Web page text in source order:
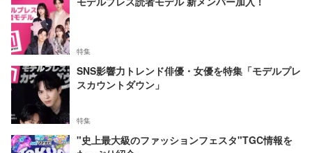
特集
SNS影響力トレンド俳優・女優を特集「モデルプレ
スカウントダウン」
特集
"史上最大級のファッションフェスタ"TGC情報を